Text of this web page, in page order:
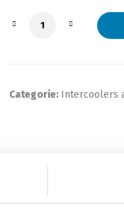
Intercooler,
Categorie: Intercoolers